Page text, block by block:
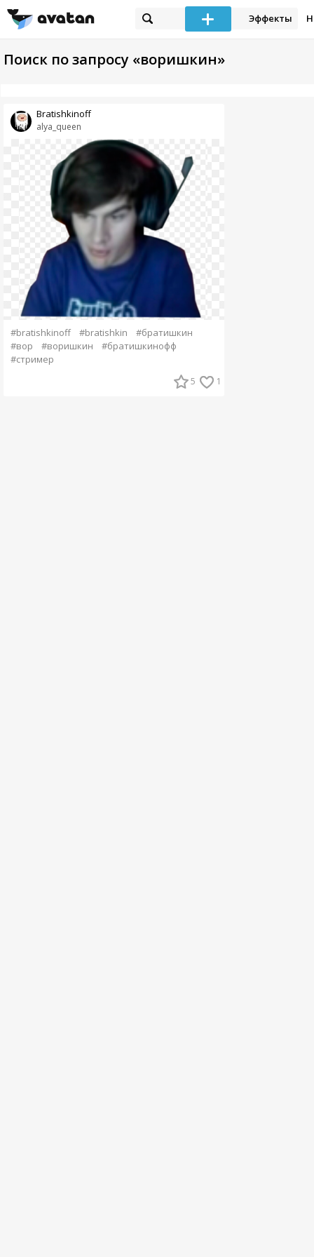
Эффекты
Поиск по запросу «воришкин»
alya_queen
Bratishkinoff
#bratishkinoff #bratishkin
#братишкин
#вор
#воришкин
#братишкинофф
#стример
5 1